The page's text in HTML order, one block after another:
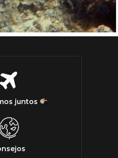
juntos